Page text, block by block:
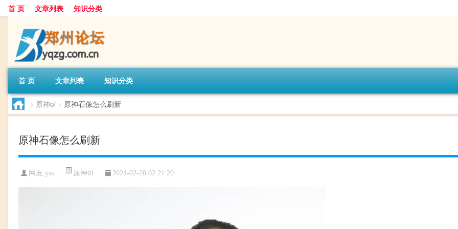
首 页 文章列表 知识分类
首 页 文章列表 知识分类
> 原神ol > 原神石像怎么刷新
原神石像怎么刷新
网友:yss 原神ol 2024-02-20 02:21:20